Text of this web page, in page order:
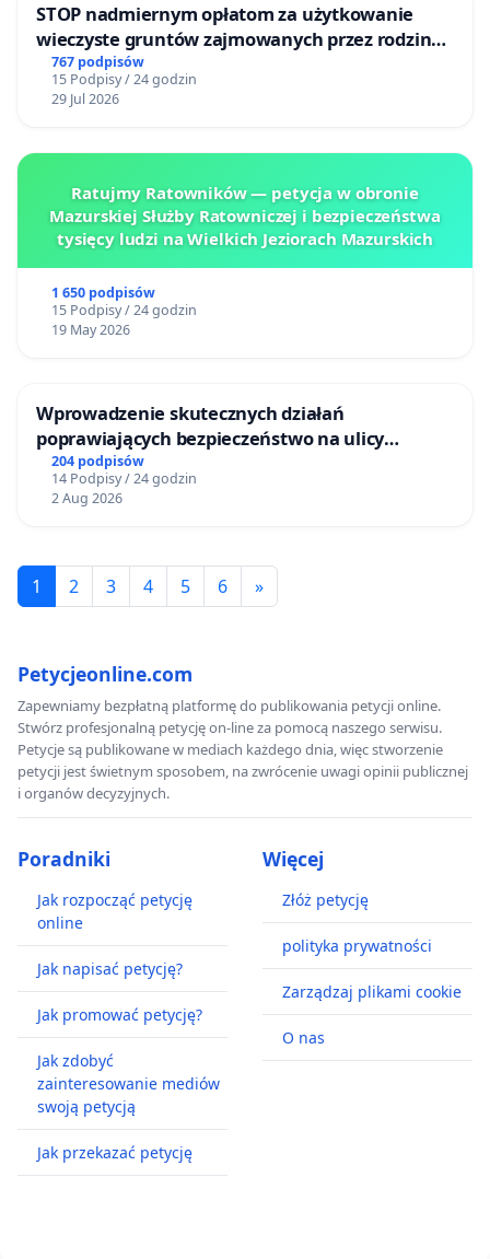
STOP nadmiernym opłatom za użytkowanie
wieczyste gruntów zajmowanych przez rodzinne
ogrody działkowe.
767 podpisów
15 Podpisy / 24 godzin
29 Jul 2026
Ratujmy Ratowników — petycja w obronie
Mazurskiej Służby Ratowniczej i bezpieczeństwa
tysięcy ludzi na Wielkich Jeziorach Mazurskich
1 650 podpisów
15 Podpisy / 24 godzin
19 May 2026
Wprowadzenie skutecznych działań
poprawiających bezpieczeństwo na ulicy
Żeromskiego w Otwocku
204 podpisów
14 Podpisy / 24 godzin
2 Aug 2026
1 2 3 4 5 6 »
Petycjeonline.com
Zapewniamy bezpłatną platformę do publikowania petycji online.
Stwórz profesjonalną petycję on-line za pomocą naszego serwisu.
Petycje są publikowane w mediach każdego dnia, więc stworzenie
petycji jest świetnym sposobem, na zwrócenie uwagi opinii publicznej
i organów decyzyjnych.
Poradniki
Jak rozpocząć petycję
online
Jak napisać petycję?
Jak promować petycję?
Jak zdobyć
zainteresowanie mediów
swoją petycją
Jak przekazać petycję
Więcej
Złóż petycję
polityka prywatności
Zarządzaj plikami cookie
O nas